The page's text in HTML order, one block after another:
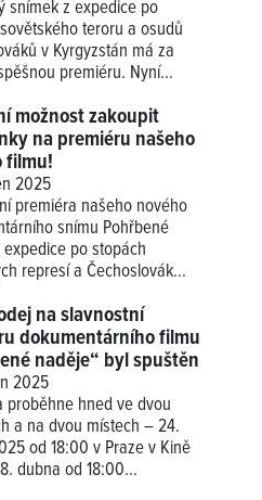
snímek z expedice po
teroru a osudů
v Kyrgyzstán má za
premiéru. Nyní...
možnost zakoupit
na premiéru našeho
filmu!
2025
premiéra našeho nového
snímu Pohřbené
po stopách
represí a Čechoslovák...
na slavnostní
dokumentárního filmu
naděje“ byl spuštěn
2025
proběhne hned ve dvou
a na dvou místech – 24.
od 18:00 v Praze v Kině
dubna od 18:00...